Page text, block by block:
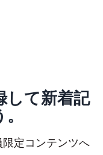
して新着記
定コンテンツへ